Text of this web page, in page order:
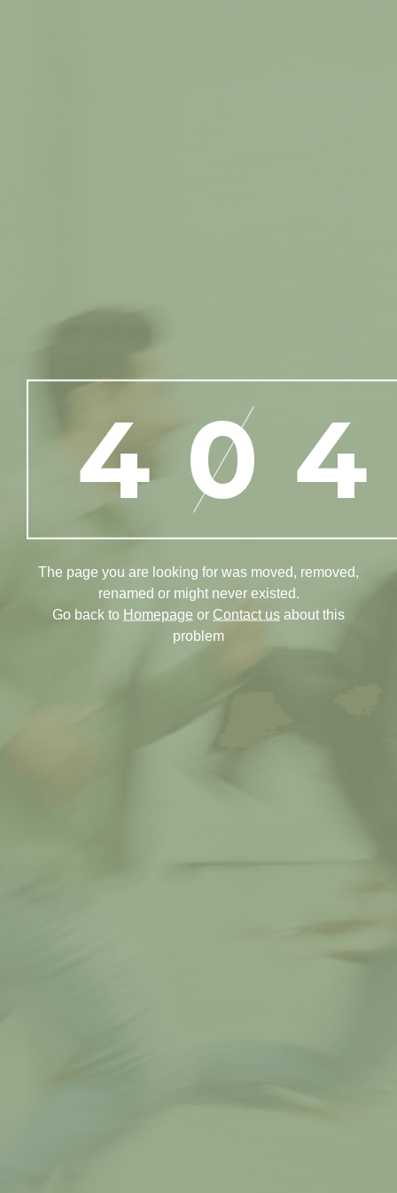
The page you are looking for was moved, removed,
renamed or might never existed.
Go back to Homepage or Contact us about this
problem